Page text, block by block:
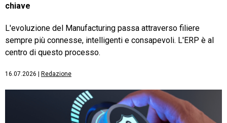
chiave
L'evoluzione del Manufacturing passa attraverso filiere
sempre più connesse, intelligenti e consapevoli. L'ERP è al
centro di questo processo.
16.07.2026 | Redazione